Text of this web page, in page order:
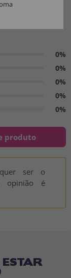
0%
0%
0%
0%
0%
produto
ser o
opinião é